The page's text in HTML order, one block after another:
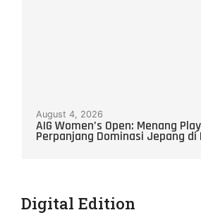
August 4, 2026
AIG Women’s Open: Menang
Perpanjang Dominasi Jepang di
Digital Edition